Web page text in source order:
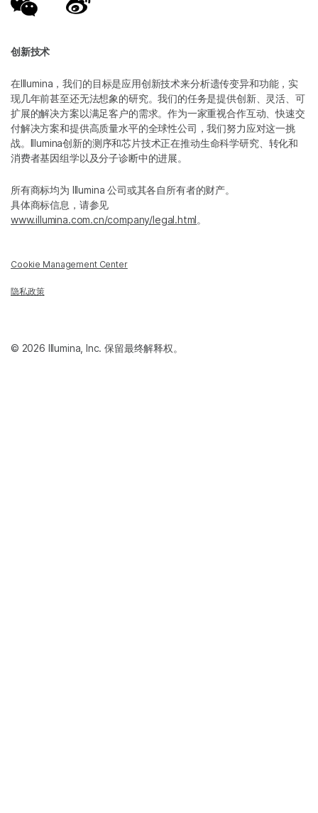
创新技术
在Illumina，我们的目标是应用创新技术来分析遗传变异和功能，实
现几年前甚至还无法想象的研究。我们的任务是提供创新、灵活、可
扩展的解决方案以满足客户的需求。作为一家重视合作互动、快速交
付解决方案和提供高质量水平的全球性公司，我们努力应对这一挑
战。Illumina创新的测序和芯片技术正在推动生命科学研究、转化和
消费者基因组学以及分子诊断中的进展。
所有商标均为 Illumina 公司或其各自所有者的财产。
具体商标信息，请参见
www.illumina.com.cn/company/legal.html。
Cookie Management Center
隐私政策
© 2026 Illumina, Inc. 保留最终解释权。